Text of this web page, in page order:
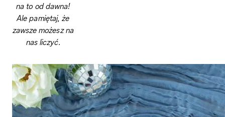
na to od dawna!
Ale pamiętaj, że
zawsze możesz na
nas liczyć.